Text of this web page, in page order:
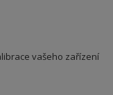
vašeho zařízení